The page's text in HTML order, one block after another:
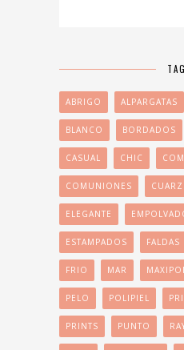
ABRIGO ALPARGATAS
BLANCO BORDADOS
CASUAL CHIC
COMUNIONES
ELEGANTE
ESTAMPADOS FALDAS
FRIO MAR
PELO POLIPIEL
PRINTS PUNTO